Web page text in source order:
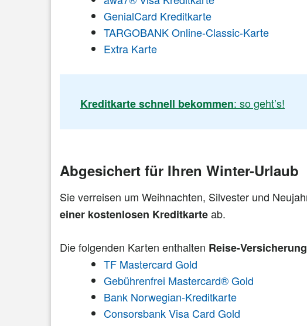
GenialCard Kreditkarte
TARGOBANK Online-Classic-Karte
Extra Karte
Kreditkarte schnell bekommen: so geht’s!
Abgesichert für Ihren Winter-Urlaub
Sie verreisen um Weihnachten, Silvester und
einer kostenlosen Kreditkarteab.
Die folgenden Karten enthalten Reise-
TF Mastercard Gold
Gebührenfrei Mastercard® Gold
Bank Norwegian-Kreditkarte
Consorsbank Visa Card Gold